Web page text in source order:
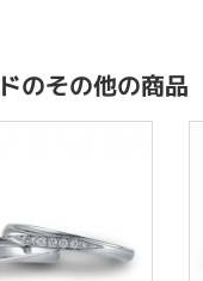
のその他の商品